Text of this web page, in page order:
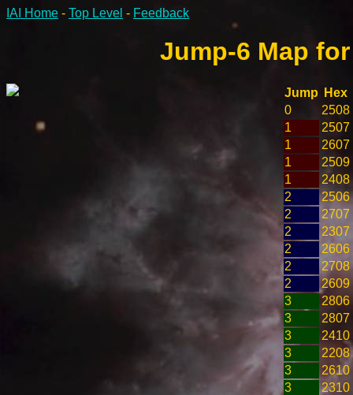
IAI Home - Top Level - Feedback
Jump-6 Map
Jump
Hex
0
2508
1
2507
1
2607
1
2509
1
2408
2
2506
2
2707
2
2307
2
2606
2
2708
2
2609
3
2806
3
2807
3
2410
3
2208
3
2610
3
2310